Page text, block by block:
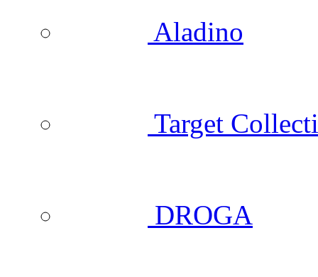
Aladino
Target
DROGA